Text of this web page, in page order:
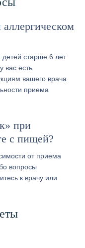
старше 6 лет
вас есть
вашего врача
приема
при
с пищей?
от приема
вопросы
к врачу или